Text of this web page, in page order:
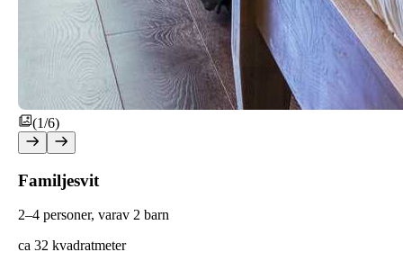
(1/6)
Familjesvit
2–4 personer, varav 2 barn
ca 32 kvadratmeter